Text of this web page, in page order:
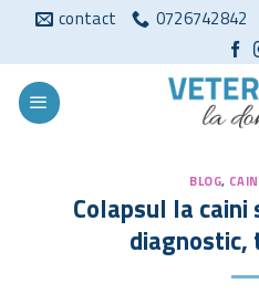
conținut
contact 0726742842
BLOG,
Colapsul la caini